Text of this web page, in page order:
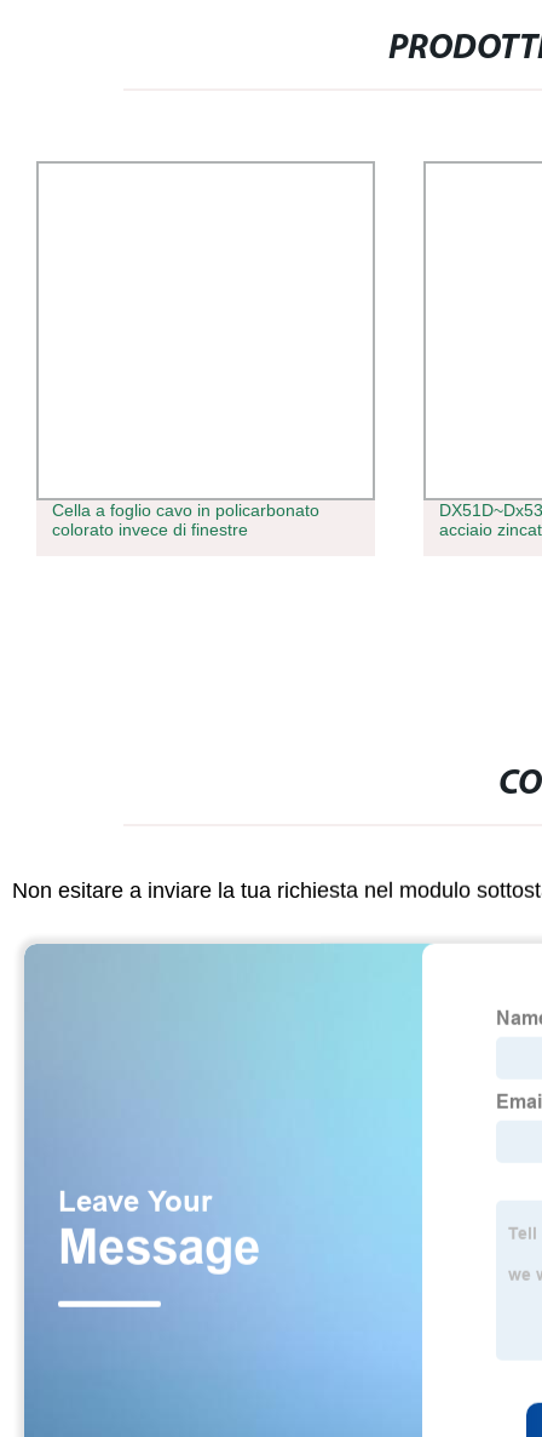
Cella a foglio cavo in policarbonato
colorato invece di finestre acciaio
Non esitare a inviare la tua richiesta nel modulo